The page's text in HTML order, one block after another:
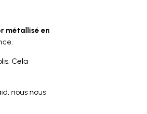
métallisé en
Cela
nous nous